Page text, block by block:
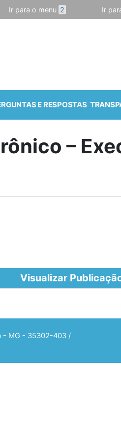
Ir para o menu 2 Ir
E RESPOSTAS
–
Visualizar
- MG - 35302-403 /